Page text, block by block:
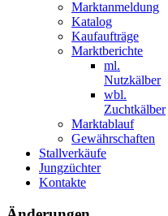
Marktanmeldung
Katalog
Kaufaufträge
Marktberichte
ml.
Nutzkälber
wbl.
Zuchtkälber
Marktablauf
Gewährschaften
Stallverkäufe
Jungzüchter
Kontakte